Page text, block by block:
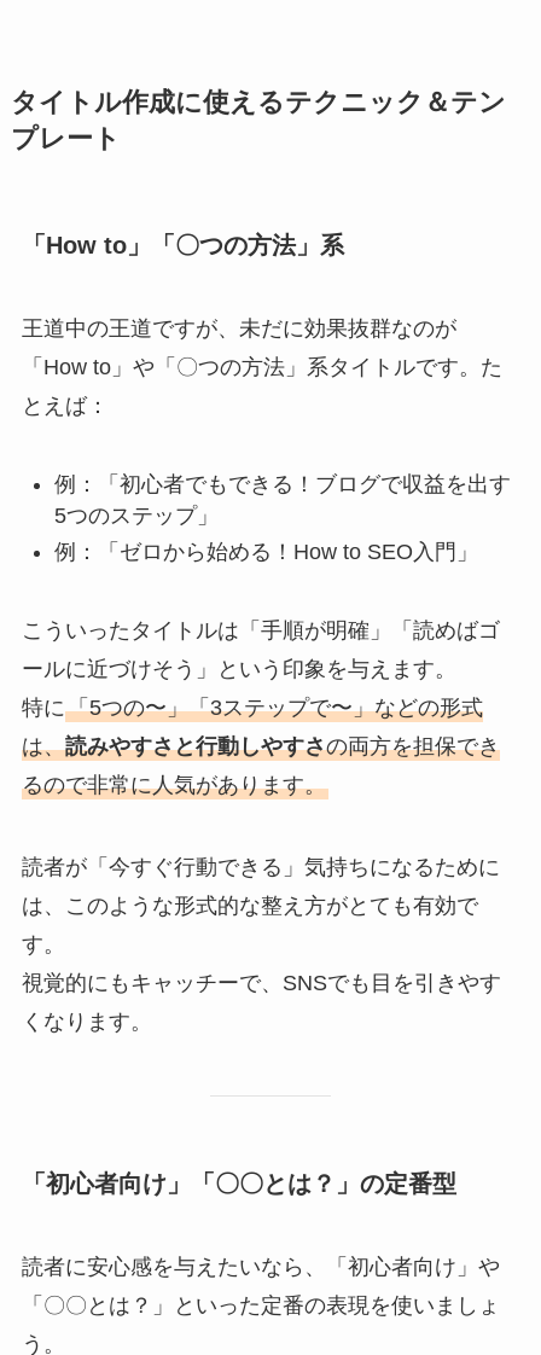
タイトル作成に使えるテクニック＆テン
プレート
「How to」「〇つの方法」系
王道中の王道ですが、未だに効果抜群なのが
「How to」や「〇つの方法」系タイトルです。た
とえば：
例：「初心者でもできる！ブログで収益を出す
5つのステップ」
例：「ゼロから始める！How to SEO入門」
こういったタイトルは「手順が明確」「読めばゴ
ールに近づけそう」という印象を与えます。
特に「5つの〜」「3ステップで〜」などの形式
は、読みやすさと行動しやすさの両方を担保でき
るので非常に人気があります。
読者が「今すぐ行動できる」気持ちになるために
は、このような形式的な整え方がとても有効で
す。
視覚的にもキャッチーで、SNSでも目を引きやす
くなります。
「初心者向け」「〇〇とは？」の定番型
読者に安心感を与えたいなら、「初心者向け」や
「〇〇とは？」といった定番の表現を使いましょ
う。